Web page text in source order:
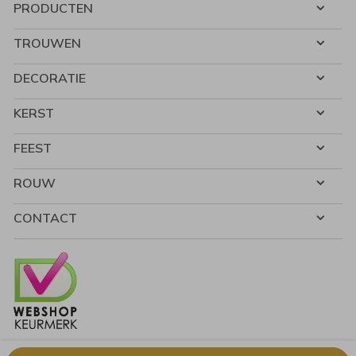
PRODUCTEN
TROUWEN
DECORATIE
KERST
FEEST
ROUW
CONTACT